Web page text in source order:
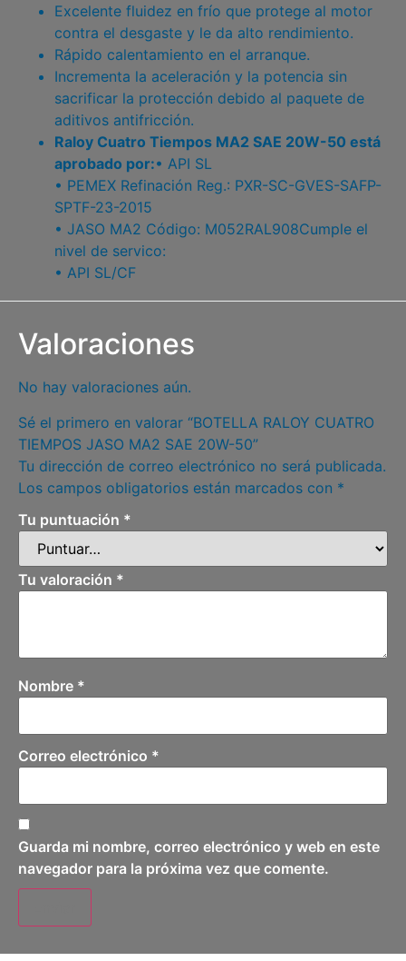
Excelente fluidez en frío que protege al motor
contra el desgaste y le da alto rendimiento.
Rápido calentamiento en el arranque.
Incrementa la aceleración y la potencia sin
sacrificar la protección debido al paquete de
aditivos antifricción.
Raloy Cuatro Tiempos MA2 SAE 20W-50 está
aprobado por:• API SL
• PEMEX Refinación Reg.: PXR-SC-GVES-SAFP-
SPTF-23-2015
• JASO MA2 Código: M052RAL908Cumple el
nivel de servico:
• API SL/CF
Valoraciones
No hay valoraciones aún.
Sé el primero en valorar “BOTELLA RALOY CUATRO
TIEMPOS JASO MA2 SAE 20W-50”
Tu dirección de correo electrónico no será publicada.
Los campos obligatorios están marcados con *
Tu puntuación *
Tu valoración *
Nombre *
Correo electrónico *
Guarda mi nombre, correo electrónico y web en este
navegador para la próxima vez que comente.